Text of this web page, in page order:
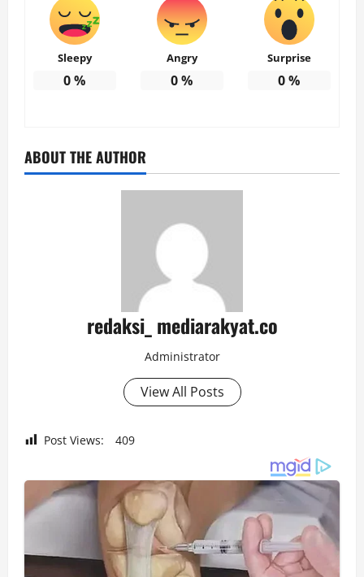
Sleepy
0%
Angry
0%
Surprise
0%
ABOUT THE AUTHOR
redaksi_ mediarakyat.co
Administrator
View All Posts
Post Views: 409